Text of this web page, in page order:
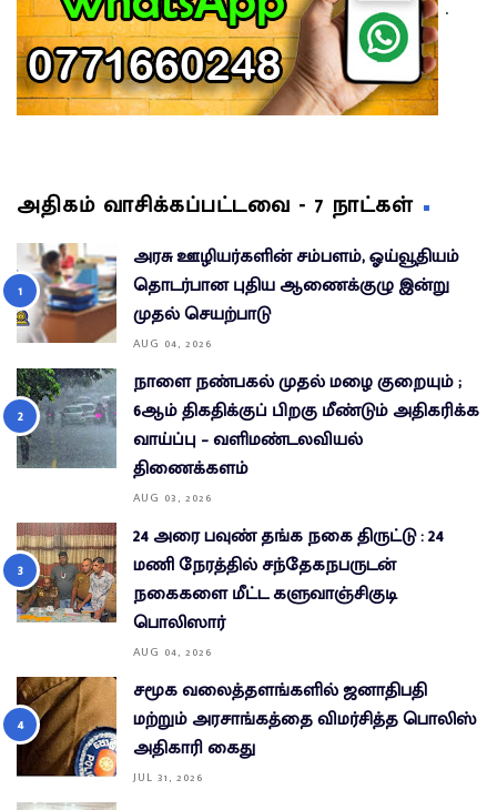
அதிகம் வாசிக்கப்பட்டவை - 7 நாட்கள்
அரசு ஊழியர்களின் சம்பளம், ஓய்வூதியம்
தொடர்பான புதிய ஆணைக்குழு இன்று
முதல் செயற்பாடு
AUG 04, 2026
நாளை நண்பகல் முதல் மழை குறையும் ;
6ஆம் திகதிக்குப் பிறகு மீண்டும் அதிகரிக்க
வாய்ப்பு – வளிமண்டலவியல்
திணைக்களம்
AUG 03, 2026
24 அரை பவுண் தங்க நகை திருட்டு : 24
மணி நேரத்தில் சந்தேகநபருடன்
நகைகளை மீட்ட களுவாஞ்சிகுடி
பொலிஸார்
AUG 04, 2026
சமூக வலைத்தளங்களில் ஜனாதிபதி
மற்றும் அரசாங்கத்தை விமர்சித்த பொலிஸ்
அதிகாரி கைது
JUL 31, 2026